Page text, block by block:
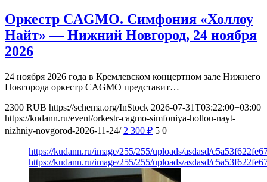
Оркестр CAGMO. Симфония «Холлоу
Найт» — Нижний Новгород, 24 ноября
2026
24 ноября 2026 года в Кремлевском концертном зале Нижнего
Новгорода оркестр CAGMO представит…
2300 RUB https://schema.org/InStock 2026-07-31T03:22:00+03:00
https://kudann.ru/event/orkestr-cagmo-simfoniya-hollou-nayt-
nizhniy-novgorod-2026-11-24/ 2 300 ₽ 5 0
https://kudann.ru/image/255/255/uploads/asdasd/
https://kudann.ru/image/255/255/uploads/asdasd/